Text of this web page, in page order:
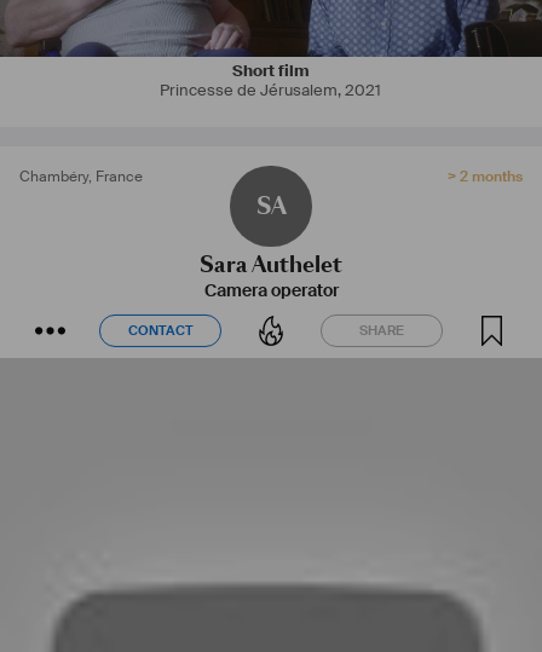
Short film
Princesse de Jérusalem,2021
Chambéry, France
SA
> 2 months
Sara Authelet
Camera operator
CONTACT SHARE
CONTACT SHARE